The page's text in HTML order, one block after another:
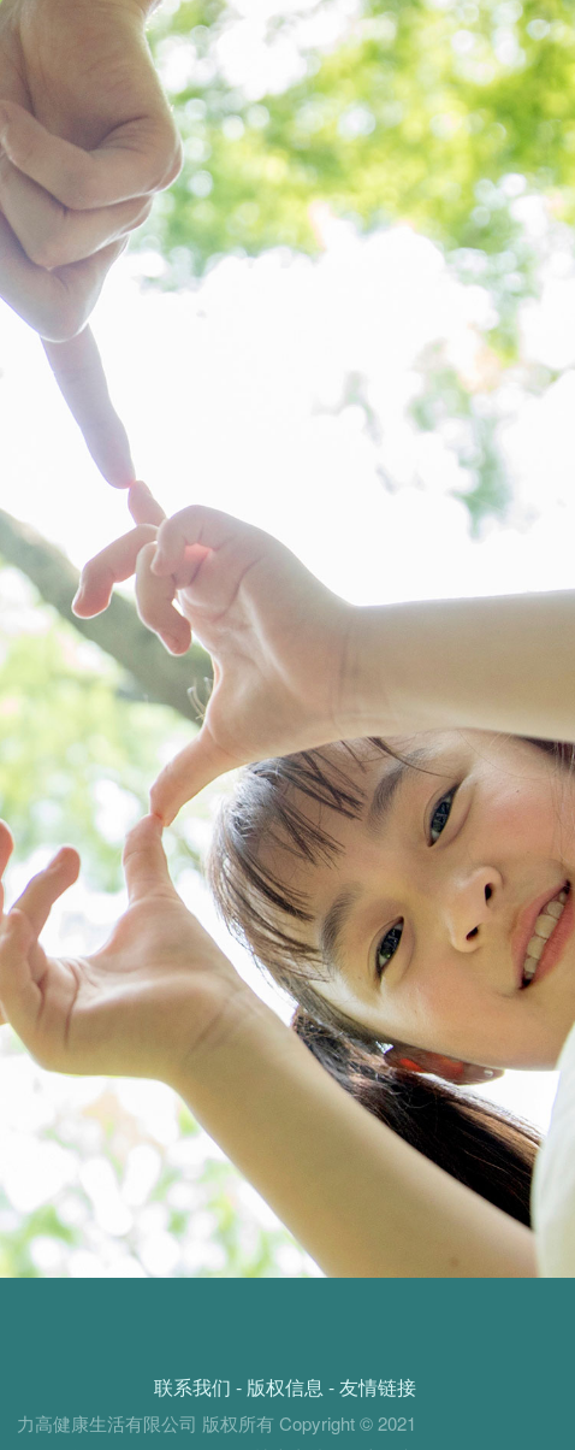
联系我们 - 版权信息 -友情链接
力高健康生活有限公司 版权所有 Copyright © 2021